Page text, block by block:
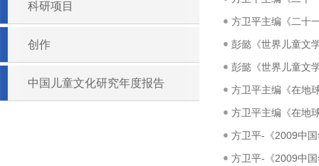
科研项目
创作
中国儿童文化研究年度报告
方卫平主编《二十
彭懿《世界儿童文
彭懿《世界儿童文
方卫平主编《在地
方卫平主编《在地
方卫平-《2009中
方卫平-《2009中